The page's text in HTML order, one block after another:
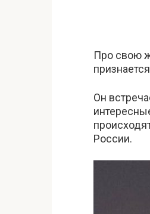
Про свою
Он
России.